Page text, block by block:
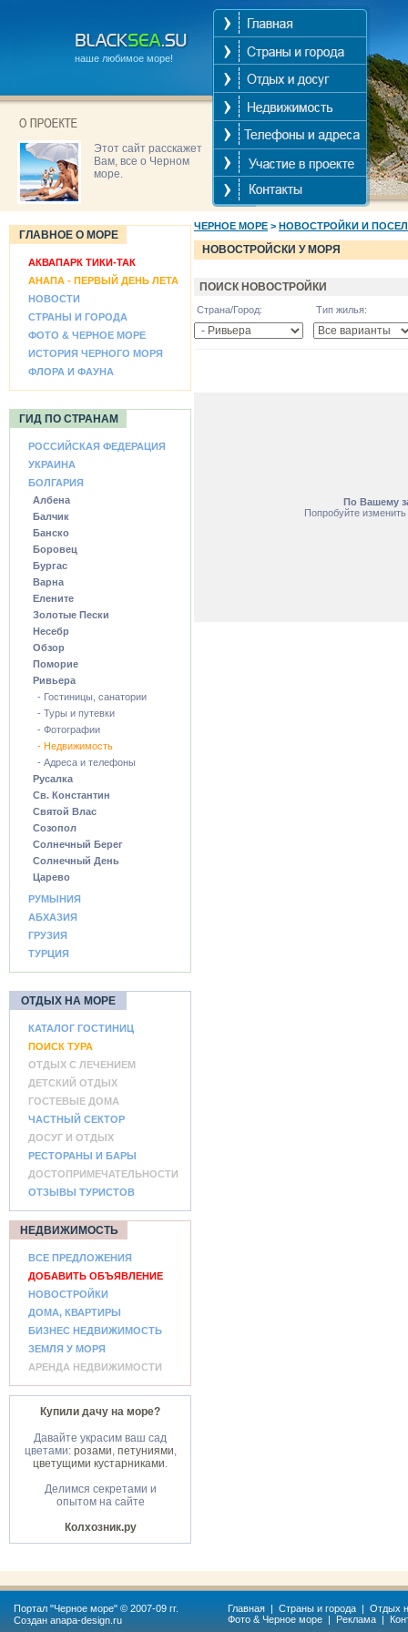
наше любимое море!
Этот сайт расскажет
Вам, все о Черном
море.
ГЛАВНОЕ О МОРЕ
АКВАПАРК ТИКИ-ТАК
АНАПА - ПЕРВЫЙ ДЕНЬ ЛЕТА
НОВОСТИ
СТРАНЫ И ГОРОДА
ФОТО & ЧЕРНОЕ МОРЕ
ИСТОРИЯ ЧЕРНОГО МОРЯ
ФЛОРА И ФАУНА
ГИД ПО СТРАНАМ
РОССИЙСКАЯ ФЕДЕРАЦИЯ
УКРАИНА
БОЛГАРИЯ
Албена
Балчик
Банско
Боровец
Бургас
Варна
Елените
Золотые Пески
Несебр
Обзор
Поморие
Ривьера
- Гостиницы, санатории
- Туры и путевки
- Фотографии
- Недвижимость
- Адреса и телефоны
Русалка
Св. Константин
Святой Влас
Созопол
Солнечный Берег
Солнечный День
Царево
РУМЫНИЯ
АБХАЗИЯ
ГРУЗИЯ
ТУРЦИЯ
ОТДЫХ НА МОРЕ
КАТАЛОГ ГОСТИНИЦ
ПОИСК ТУРА
ОТДЫХ С ЛЕЧЕНИЕМ
ДЕТСКИЙ ОТДЫХ
ГОСТЕВЫЕ ДОМА
ЧАСТНЫЙ СЕКТОР
ДОСУГ И ОТДЫХ
РЕСТОРАНЫ И БАРЫ
ДОСТОПРИМЕЧАТЕЛЬНОСТИ
ОТЗЫВЫ ТУРИСТОВ
НЕДВИЖИМОСТЬ
ВСЕ ПРЕДЛОЖЕНИЯ
ДОБАВИТЬ ОБЪЯВЛЕНИЕ
НОВОСТРОЙКИ
ДОМА, КВАРТИРЫ
БИЗНЕС НЕДВИЖИМОСТЬ
ЗЕМЛЯ У МОРЯ
АРЕНДА НЕДВИЖИМОСТИ
Купили дачу на море?
Давайте украсим ваш сад
цветами: розами, петуниями,
цветущими кустарниками.
Делимся секретами и
опытом на сайте
Колхозник.ру
ЧЕРНОЕ МОРЕ > НОВОСТРОЙКИ И
НОВОСТРОЙСКИ У МОРЯ
ПОИСК НОВОСТРОЙКИ
Страна/Город: Тип жилья:
По Вашему
Попробуйте изменить
Портал "Черное море" © 2007-09 гг.
Создан anapa-design.ru
Главная | Страны и города | Отдых
Фото & Черное море | Реклама |